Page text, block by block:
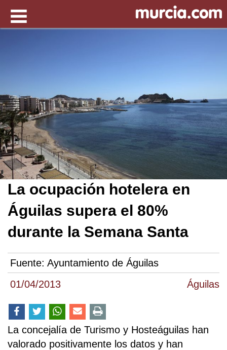
01/04/2013 Águilas
La ocupación hotelera en
Águilas supera el 80%
durante la Semana Santa
Fuente: Ayuntamiento de Águilas
La concejalía de Turismo y Hosteáguilas han
valorado positivamente los datos y han